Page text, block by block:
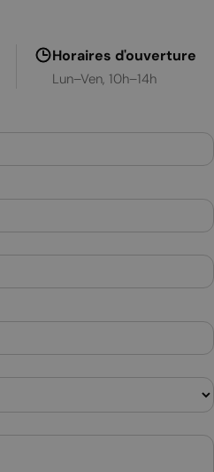
Horaires d'ouverture
Lun–Ven, 10h–14h